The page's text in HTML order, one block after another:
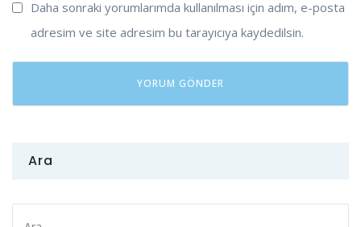
Daha sonraki yorumlarımda kullanılması için adım, e-posta
adresim ve site adresim bu tarayıcıya kaydedilsin.
Ara